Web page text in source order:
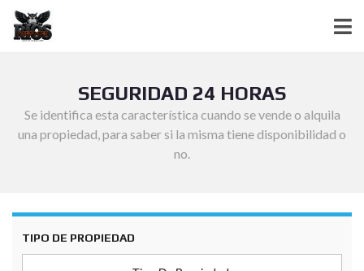
SEGURIDAD 24 HORAS
Se identifica esta característica cuando se vende o alquila
una propiedad, para saber si la misma tiene disponibilidad o
no.
TIPO DE PROPIEDAD